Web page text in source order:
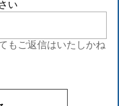
い
もご返信はいたしかね